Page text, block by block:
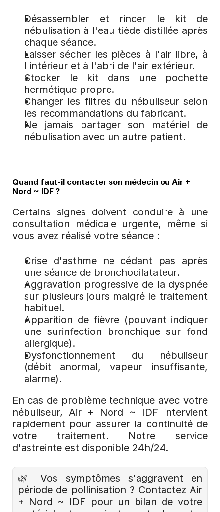
Désassembler et rincer le kit de
nébulisation à l'eau tiède distillée après
chaque séance.
Laisser sécher les pièces à l'air libre, à
l'intérieur et à l'abri de l'air extérieur.
Stocker le kit dans une pochette
hermétique propre.
Changer les filtres du nébuliseur selon
les recommandations du fabricant.
Ne jamais partager son matériel de
nébulisation avec un autre patient.
Quand faut-il contacter son médecin ou Air +
Nord ~ IDF ?
Certains signes doivent conduire à une
consultation médicale urgente, même si
vous avez réalisé votre séance :
Crise d'asthme ne cédant pas après
une séance de bronchodilatateur.
Aggravation progressive de la dyspnée
sur plusieurs jours malgré le traitement
habituel.
Apparition de fièvre (pouvant indiquer
une surinfection bronchique sur fond
allergique).
Dysfonctionnement du nébuliseur
(débit anormal, vapeur insuffisante,
alarme).
En cas de problème technique avec votre
nébuliseur, Air + Nord ~ IDF intervient
rapidement pour assurer la continuité de
votre traitement. Notre service
d'astreinte est disponible 24h/24.
🌿 Vos symptômes s'aggravent en
période de pollinisation ? Contactez Air
+ Nord ~ IDF pour un bilan de votre